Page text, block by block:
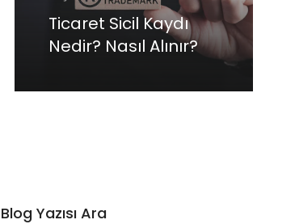
Ticaret Sicil Kaydı
Nedir? Nasıl Alınır?
Blog Yazısı Ara